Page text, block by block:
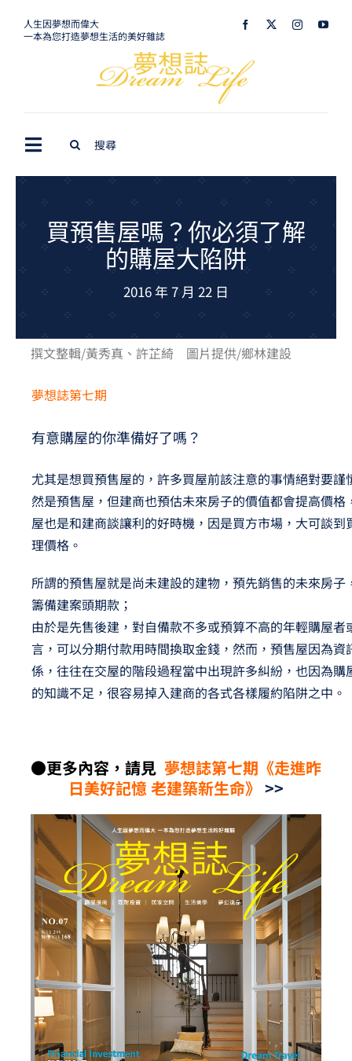
人生因夢想而偉大
一本為您打造夢想生活的美好雜誌
Toggle
Navigation
生活美學
買預售屋嗎？你必須了解
的購屋大陷阱
2016 年 7 月 22 日
撰文整輯/黃秀真、許芷綺 圖片提供/鄉林建設
夢想誌第七期
有意購屋的你準備好了嗎？
尤其是想買預售屋的，許多買屋前該注意的事情絕對要謹
然是預售屋，但建商也預估未來房子的價值都會提高價格
屋也是和建商談讓利的好時機，因是買方市場，大可談到
理價格。
所謂的預售屋就是尚未建設的建物，預先銷售的未來房子
籌備建案頭期款；
由於是先售後建，對自備款不多或預算不高的年輕購屋者
言，可以分期付款用時間換取金錢，然而，預售屋因為資
係，往往在交屋的階段過程當中出現許多糾紛，也因為購
的知識不足，很容易掉入建商的各式各樣履約陷阱之中。
●更多內容，請見 夢想誌第七期《走進昨
日美好記憶 老建築新生命》 >>